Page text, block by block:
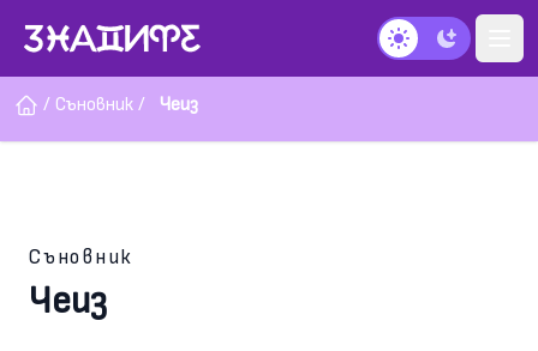
Тъмен режим
/ Съновник / Чеиз
Съновник
Чеиз